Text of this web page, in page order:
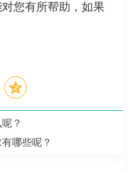
您有所帮助，如果
？
哪些呢？